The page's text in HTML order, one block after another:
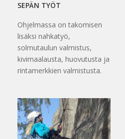
SEPÄN TYÖT
Ohjelmassa on takomisen
lisäksi nahkatyö,
solmutaulun valmistus,
kivimaalausta, huovutusta ja
rintamerkkien valmistusta.